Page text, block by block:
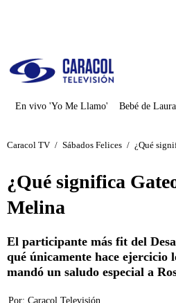
En vivo 'Yo Me Llamo' Bebé de
Caracol TV / Sábados Felices / ¿Qué
¿Qué significa
Melina
El participante más fit del
qué únicamente hace ejercicio
mandó un saludo especial a
Por: Caracol Televisión